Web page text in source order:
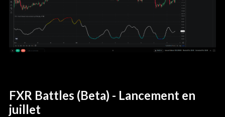
FXR Battles (Beta) - Lancement en
juillet